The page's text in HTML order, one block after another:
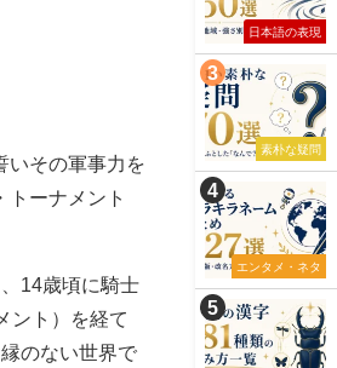
いその軍事力を
トーナメント
14歳頃に騎士
ント）を経て
のない世界で
日本語の表現
素朴な疑問
エンタメ・ネタ